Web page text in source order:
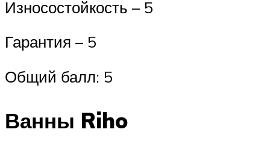
Износостойкость – 5
Гарантия – 5
Общий балл: 5
Ванны Riho